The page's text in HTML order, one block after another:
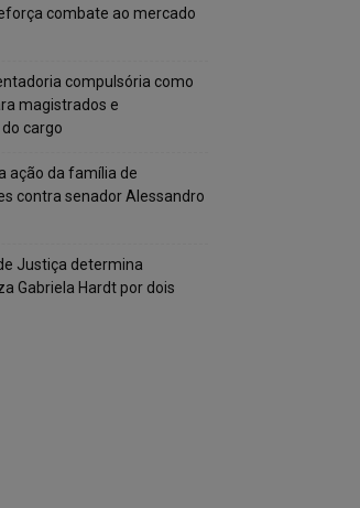
combate ao mercado
compulsória como
magistrados e
cargo
ação da família de
contra senador Alessandro
Justiça determina
Gabriela Hardt por dois